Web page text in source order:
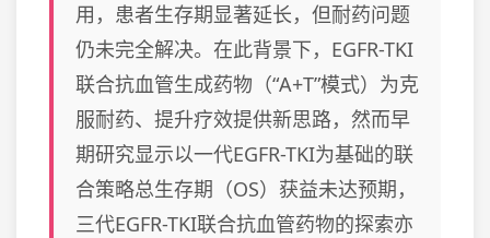
用，患者生存期显著延长，但耐药问题
仍未完全解决。在此背景下，EGFR-TKI
联合抗血管生成药物（“A+T”模式）为克
服耐药、提升疗效提供新思路，然而早
期研究显示以一代EGFR-TKI为基础的联
合策略总生存期（OS）获益未达预期，
三代EGFR-TKI联合抗血管药物的探索亦